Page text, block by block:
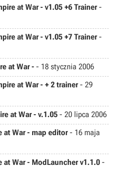
at War - v1.05 +6 Trainer-
at War - v1.05 +7 Trainer-
at War - - 18 stycznia 2006
at War - + 2 trainer- 29
at War - v.1.05 - 20 lipca 2006
at War - map editor- 16 maja
at War - ModLauncher v1.1.0 -